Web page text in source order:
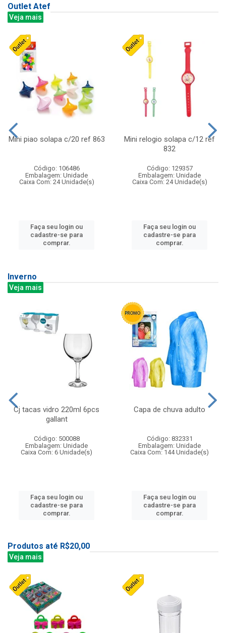
Outlet Atef
Veja mais
Mini piao solapa c/20 ref 863
Código: 106486
Embalagem: Unidade
Caixa Com: 24 Unidade(s)
Faça seu login ou
cadastre-se para
comprar.
Mini relogio solapa c/12 ref
832
Código: 129357
Embalagem: Unidade
Caixa Com: 24 Unidade(s)
Faça seu login ou
cadastre-se para
comprar.
Inverno
Veja mais
Cj tacas vidro 220ml 6pcs
gallant
Código: 500088
Embalagem: Unidade
Caixa Com: 6 Unidade(s)
Faça seu login ou
cadastre-se para
comprar.
Capa de chuva adulto
Código: 832331
Embalagem: Unidade
Caixa Com: 144 Unidade(s)
Faça seu login ou
cadastre-se para
comprar.
Produtos até R$20,00
Veja mais